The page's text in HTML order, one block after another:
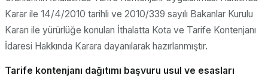
Karar ile 14/4/2010 tarihli ve 2010/339 sayılı Bakanlar Kurulu
Kararı ile yürürlüğe konulan İthalatta Kota ve Tarife Kontenjanı
İdaresi Hakkında Karara dayanılarak hazırlanmıştır.
Tarife kontenjanı dağıtımı başvuru usul ve esasları